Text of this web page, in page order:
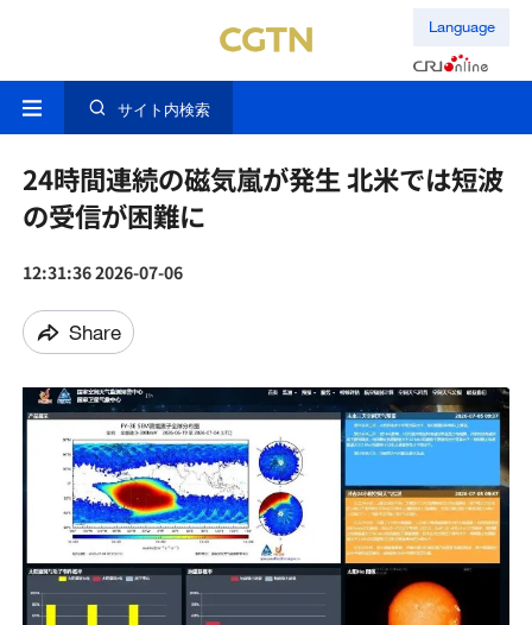
Language
サイト内検索
24時間連続の磁気嵐が発生 北米では短波
の受信が困難に
12:31:36 2026-07-06
Share